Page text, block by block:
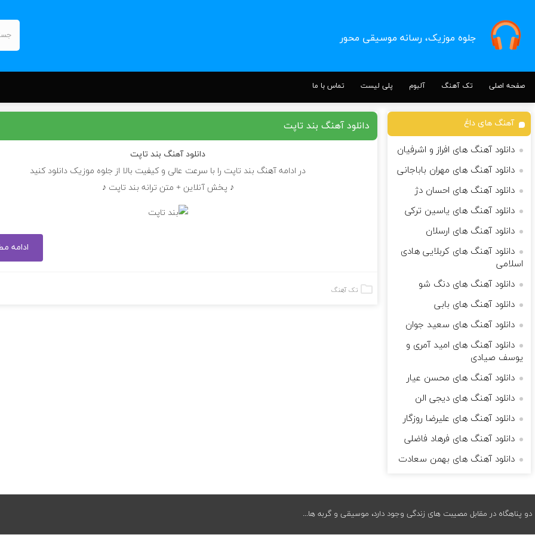
جلوه موزیک، رسانه موسیقی محور
صفحه اصلی تک آهنگ آلبوم پلی لیست تماس با ما
دانلود آهنگ بند تاپت
دانلود آهنگ بند تاپت
در ادامه آهنگ بند تاپت را با سرعت عالی و کیفیت بالا از جلوه موزیک دانلود کنید
♪ پخش آنلاین + متن ترانه بند تاپت ♪
ادامه
تک آهنگ
آهنگ های داغ
دانلود آهنگ های افراز و اشرفیان
دانلود آهنگ های مهران باباجانی
دانلود آهنگ های احسان دژ
دانلود آهنگ های یاسین ترکی
دانلود آهنگ های ارسلان
دانلود آهنگ های کربلایی هادی
اسلامی
دانلود آهنگ های دنگ شو
دانلود آهنگ های بابی
دانلود آهنگ های سعید جوان
دانلود آهنگ های امید آمری و
یوسف صیادی
دانلود آهنگ های محسن عیار
دانلود آهنگ های دیجی الن
دانلود آهنگ های علیرضا روزگار
دانلود آهنگ های فرهاد فاضلی
دانلود آهنگ های بهمن سعادت
دو پناهگاه در مقابل مصیبت های زندگی وجود دارد، موسیقی و گربه ها...